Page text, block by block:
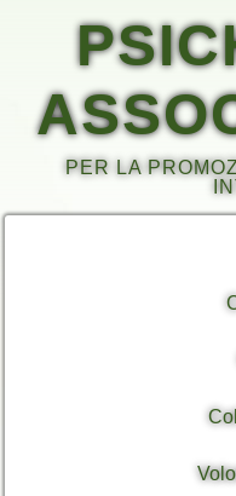
PER LA